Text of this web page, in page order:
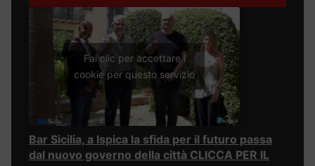
Fai clic per accettare i
cookie per questo servizio
Bar Sicilia, a Ispica la sfida per il futuro passa
dal nuovo governo della città CLICCA PER IL